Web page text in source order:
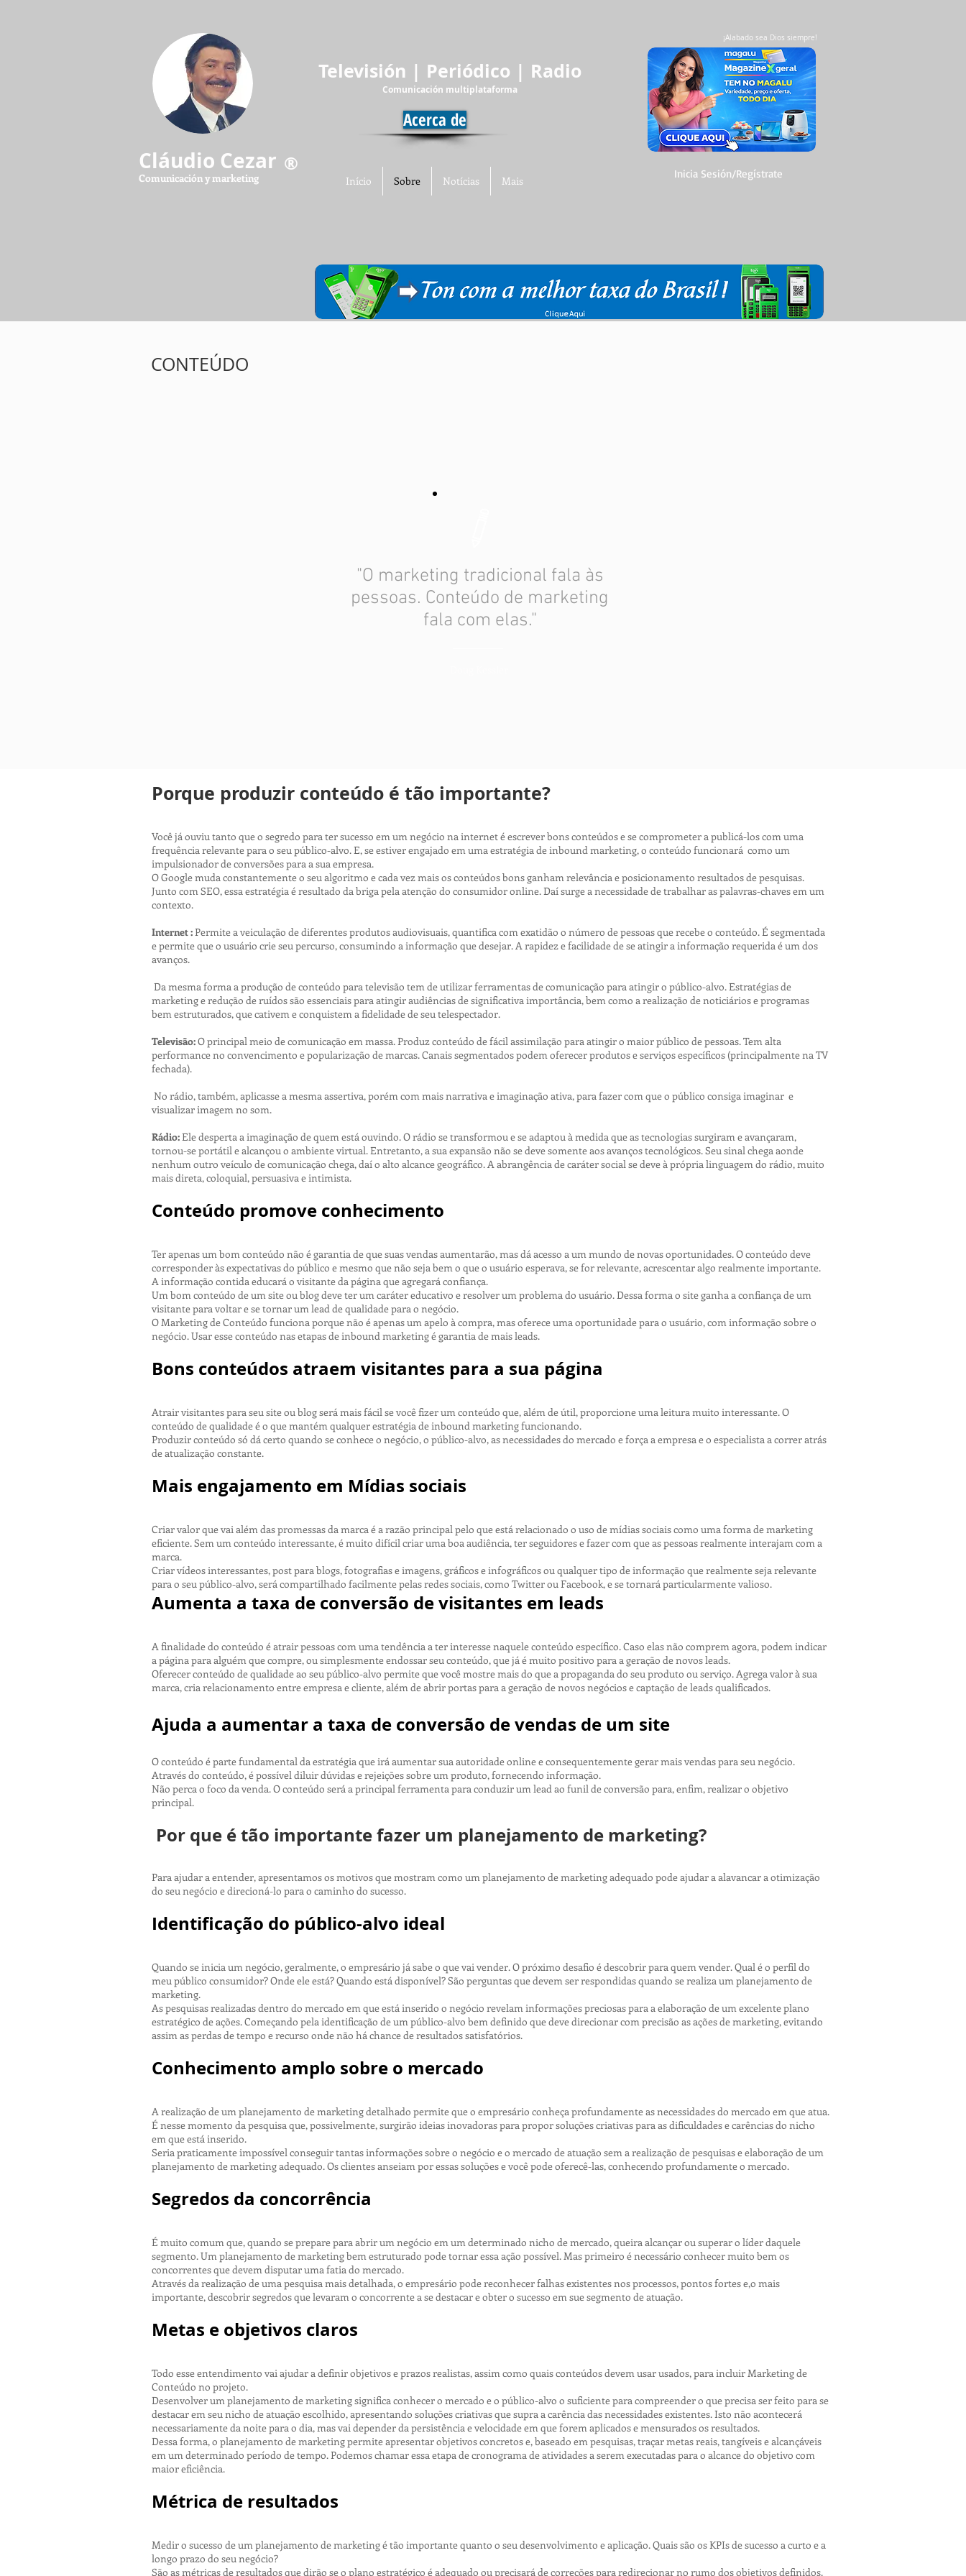
®
Cláudio Cezar
Comunicación y marketing
Televisión | Periódico | Radio
Comunicación multiplataforma
Acerca de
Início Sobre Notícias Mais
¡Alabado sea Dios siempre!
Inicia Sesión/Regístrate
CONTEÚDO
"O marketing tradicional fala às
pessoas. Conteúdo de marketing
fala com elas."
Porque produzir conteúdo é tão importante?
Você já ouviu tanto que o segredo para ter sucesso em um negócio na internet é escrever bons conteúdos e se comprometer a publicá-los com uma
frequência relevante para o seu público-alvo. E, se estiver engajado em uma estratégia de inbound marketing, o conteúdo funcionará como um
impulsionador de conversões para a sua empresa.
O Google muda constantemente o seu algoritmo e cada vez mais os conteúdos bons ganham relevância e posicionamento resultados de pesquisas.
Junto com SEO, essa estratégia é resultado da briga pela atenção do consumidor online. Daí surge a necessidade de trabalhar as palavras-chaves em um
contexto.
Internet :Permite a veiculação de diferentes produtos audiovisuais, quantifica com exatidão o número de pessoas que recebe o conteúdo. É segmentada
e permite que o usuário crie seu percurso, consumindo a informação que desejar. A rapidez e facilidade de se atingir a informação requerida é um dos
avanços.
Da mesma forma a produção de conteúdo para televisão tem de utilizar ferramentas de comunicação para atingir o público-alvo. Estratégias de
marketing e redução de ruídos são essenciais para atingir audiências de significativa importância, bem como a realização de noticiários e programas
bem estruturados, que cativem e conquistem a fidelidade de seu telespectador.
Televisão:O principal meio de comunicação em massa. Produz conteúdo de fácil assimilação para atingir o maior público de pessoas. Tem alta
performance no convencimento e popularização de marcas. Canais segmentados podem oferecer produtos e serviços específicos (principalmente na TV
fechada).
No rádio, também, aplicasse a mesma assertiva, porém com mais narrativa e imaginação ativa, para fazer com que o público consiga imaginar e
visualizar imagem no som.
Rádio:Ele desperta a imaginação de quem está ouvindo. O rádio se transformou e se adaptou à medida que as tecnologias surgiram e avançaram,
tornou-se portátil e alcançou o ambiente virtual. Entretanto, a sua expansão não se deve somente aos avanços tecnológicos. Seu sinal chega aonde
nenhum outro veículo de comunicação chega, daí o alto alcance geográfico. A abrangência de caráter social se deve à própria linguagem do rádio, muito
mais direta, coloquial, persuasiva e intimista.
Conteúdo promove conhecimento
Ter apenas um bom conteúdo não é garantia de que suas vendas aumentarão, mas dá acesso a um mundo de novas oportunidades. O conteúdo deve
corresponder às expectativas do público e mesmo que não seja bem o que o usuário esperava, se for relevante, acrescentar algo realmente importante.
A informação contida educará o visitante da página que agregará confiança.
Um bom conteúdo de um site ou blog deve ter um caráter educativo e resolver um problema do usuário. Dessa forma o site ganha a confiança de um
visitante para voltar e se tornar um lead de qualidade para o negócio.
O Marketing de Conteúdo funciona porque não é apenas um apelo à compra, mas oferece uma oportunidade para o usuário, com informação sobre o
negócio. Usar esse conteúdo nas etapas de inbound marketing é garantia de mais leads.
Bons conteúdos atraem visitantes para a sua página
Atrair visitantes para seu site ou blog será mais fácil se você fizer um conteúdo que, além de útil, proporcione uma leitura muito interessante. O
conteúdo de qualidade é o que mantém qualquer estratégia de inbound marketing funcionando.
Produzir conteúdo só dá certo quando se conhece o negócio, o público-alvo, as necessidades do mercado e força a empresa e o especialista a correr atrás
de atualização constante.
Mais engajamento em Mídias sociais
Criar valor que vai além das promessas da marca é a razão principal pelo que está relacionado o uso de mídias sociais como uma forma de marketing
eficiente. Sem um conteúdo interessante, é muito difícil criar uma boa audiência, ter seguidores e fazer com que as pessoas realmente interajam com a
marca.
Criar vídeos interessantes, post para blogs, fotografias e imagens, gráficos e infográficos ou qualquer tipo de informação que realmente seja relevante
para o seu público-alvo, será compartilhado facilmente pelas redes sociais, como Twitter ou Facebook, e se tornará particularmente valioso.
Aumenta a taxa de conversão de visitantes em leads
A finalidade do conteúdo é atrair pessoas com uma tendência a ter interesse naquele conteúdo específico. Caso elas não comprem agora, podem indicar
a página para alguém que compre, ou simplesmente endossar seu conteúdo, que já é muito positivo para a geração de novos leads.
Oferecer conteúdo de qualidade ao seu público-alvo permite que você mostre mais do que a propaganda do seu produto ou serviço. Agrega valor à sua
marca, cria relacionamento entre empresa e cliente, além de abrir portas para a geração de novos negócios e captação de leads qualificados.
Ajuda a aumentar a taxa de conversão de vendas de um site
O conteúdo é parte fundamental da estratégia que irá aumentar sua autoridade online e consequentemente gerar mais vendas para seu negócio.
Através do conteúdo, é possível diluir dúvidas e rejeições sobre um produto, fornecendo informação.
Não perca o foco da venda. O conteúdo será a principal ferramenta para conduzir um lead ao funil de conversão para, enfim, realizar o objetivo
principal.
Por que é tão importante fazer um planejamento de marketing?
Para ajudar a entender, apresentamos os motivos que mostram como um planejamento de marketing adequado pode ajudar a alavancar a otimização
do seu negócio e direcioná-lo para o caminho do sucesso.
Identificação do público-alvo ideal
Quando se inicia um negócio, geralmente, o empresário já sabe o que vai vender. O próximo desafio é descobrir para quem vender. Qual é o perfil do
meu público consumidor? Onde ele está? Quando está disponível? São perguntas que devem ser respondidas quando se realiza um planejamento de
marketing.
As pesquisas realizadas dentro do mercado em que está inserido o negócio revelam informações preciosas para a elaboração de um excelente plano
estratégico de ações. Começando pela identificação de um público-alvo bem definido que deve direcionar com precisão as ações de marketing, evitando
assim as perdas de tempo e recurso onde não há chance de resultados satisfatórios.
Conhecimento amplo sobre o mercado
A realização de um planejamento de marketing detalhado permite que o empresário conheça profundamente as necessidades do mercado em que atua.
É nesse momento da pesquisa que, possivelmente, surgirão ideias inovadoras para propor soluções criativas para as dificuldades e carências do nicho
em que está inserido.
Seria praticamente impossível conseguir tantas informações sobre o negócio e o mercado de atuação sem a realização de pesquisas e elaboração de um
planejamento de marketing adequado. Os clientes anseiam por essas soluções e você pode oferecê-las, conhecendo profundamente o mercado.
Segredos da concorrência
É muito comum que, quando se prepare para abrir um negócio em um determinado nicho de mercado, queira alcançar ou superar o líder daquele
segmento. Um planejamento de marketing bem estruturado pode tornar essa ação possível. Mas primeiro é necessário conhecer muito bem os
concorrentes que devem disputar uma fatia do mercado.
Através da realização de uma pesquisa mais detalhada, o empresário pode reconhecer falhas existentes nos processos, pontos fortes e,o mais
importante, descobrir segredos que levaram o concorrente a se destacar e obter o sucesso em sue segmento de atuação.
Metas e objetivos claros
Todo esse entendimento vai ajudar a definir objetivos e prazos realistas, assim como quais conteúdos devem usar usados, para incluir Marketing de
Conteúdo no projeto.
Desenvolver um planejamento de marketing significa conhecer o mercado e o público-alvo o suficiente para compreender o que precisa ser feito para se
destacar em seu nicho de atuação escolhido, apresentando soluções criativas que supra a carência das necessidades existentes. Isto não acontecerá
necessariamente da noite para o dia, mas vai depender da persistência e velocidade em que forem aplicados e mensurados os resultados.
Dessa forma, o planejamento de marketing permite apresentar objetivos concretos e, baseado em pesquisas, traçar metas reais, tangíveis e alcançáveis
em um determinado período de tempo. Podemos chamar essa etapa de cronograma de atividades a serem executadas para o alcance do objetivo com
maior eficiência.
Métrica de resultados
Medir o sucesso de um planejamento de marketing é tão importante quanto o seu desenvolvimento e aplicação. Quais são os KPIs de sucesso a curto e a
longo prazo do seu negócio?
São as métricas de resultados que dirão se o plano estratégico é adequado ou precisará de correções para redirecionar no rumo dos objetivos definidos.